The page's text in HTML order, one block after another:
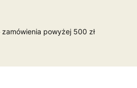
powyżej 500 zł